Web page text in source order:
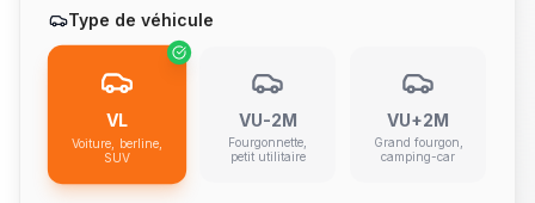
Type de véhicule
VL
Voiture, berline,
SUV
VU-2M
Fourgonnette,
petit utilitaire
VU+2M
Grand fourgon,
camping-car